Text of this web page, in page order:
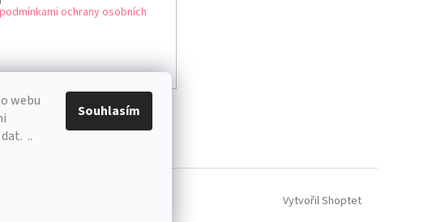
webu
..
Souhlasím
podmínkami ochrany osobních
Vytvořil Shoptet